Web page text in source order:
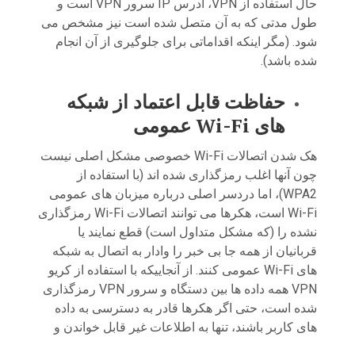
حال استفاده از VPN، آدرس IP سرور VPN است و
طول مدتی که به آن متصل شده است نیز مشخص می
شود. (مگر اینکه اقداماتی برای جلوگیری از آن انجام
شده باشد).
حفاظت قابل اعتماد از شبکه
های Wi-Fi عمومی
هک شدن اتصالات Wi-Fi خصوصی مشکل اصلی نیست
چون آنها اغلب رمزگذاری شده اند (با استفاده از
WPA2)، اما دردسر اصلی درباره میزبان های عمومی
Wi-Fi است، هکرها می توانند اتصالات Wi-Fi رمزگذاری
نشده را (که مشکل متداول است) قطع نمایند یا
قربانیان از همه جا بی خبر را وادار به اتصال به شبکه
های Wi-Fi عمومی کنند. از آنجاییکه با استفاده از کریو
VPN همه داده ها بین دستگاه و سرور VPN رمزگذاری
شده است، حتی اگر هکرها قادر به دسترسی به داده
های کاربر باشند، تنها به اطلاعات غیر قابل خواندن و